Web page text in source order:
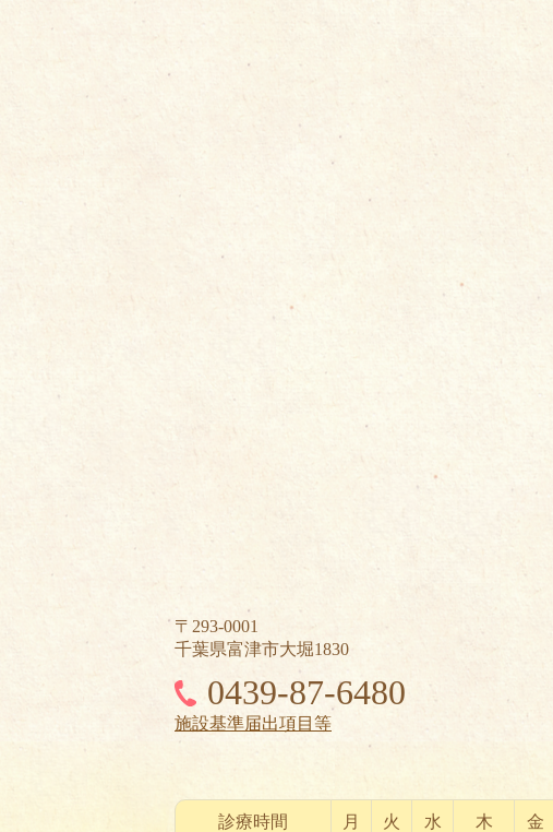
〒293-0001
千葉県富津市大堀1830
0439-87-6480
施設基準届出項目等
診療時間 月 火 水 木 金